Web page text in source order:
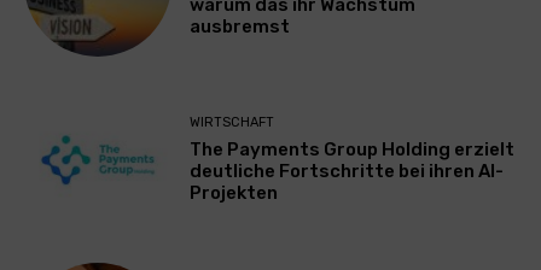
warum das ihr Wachstum
ausbremst
WIRTSCHAFT
The Payments Group Holding erzielt
deutliche Fortschritte bei ihren AI-
Projekten